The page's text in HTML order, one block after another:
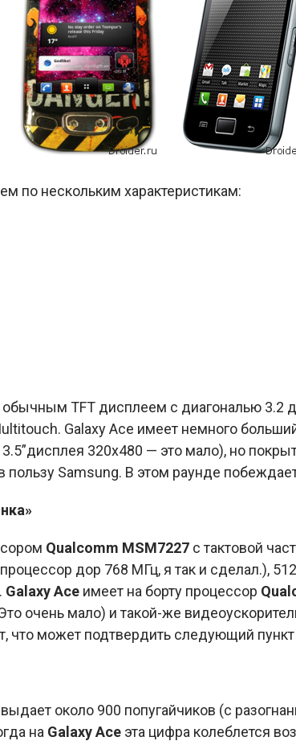
по нескольким характеристикам:
TFT дисплеем с диагональю 3.2
Galaxy Ace имеет немного
320х480 — это мало), но
Samsung. В этом раунде побеждает
Qualcomm MSM7227с тактовой
дор 768 МГц, я так и сделал.),
Galaxy Aceимеет на борту процессор
очень мало) и такой-же
что может подтвердить следующий пункт
около 900 попугайчиков (с
на Galaxy Aceэта цифра колеблется